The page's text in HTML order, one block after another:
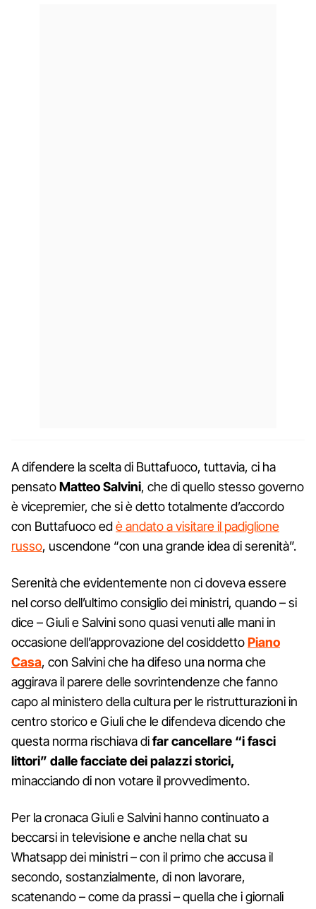
A difendere la scelta di Buttafuoco, tuttavia, ci ha
pensatoMatteo Salvini, che di quello stesso governo
è vicepremier, che si è detto totalmente d’accordo
con Buttafuoco edè andato a visitare il padiglione
russo, uscendone “con una grande idea di serenità”.
Serenità che evidentemente non ci doveva essere
nel corso dell’ultimo consiglio dei ministri, quando – si
dice – Giuli e Salvini sono quasi venuti alle mani in
occasione dell’approvazione del cosiddettoPiano
Casa, con Salvini che ha difeso una norma che
aggirava il parere delle sovrintendenze che fanno
capo al ministero della cultura per le ristrutturazioni in
centro storico e Giuli che le difendeva dicendo che
questa norma rischiava difar cancellare “i fasci
littori” dalle facciate dei palazzi storici,
minacciando di non votare il provvedimento.
Per la cronaca Giuli e Salvini hanno continuato a
beccarsi in televisione e anche nella chat su
Whatsapp dei ministri – con il primo che accusa il
secondo, sostanzialmente, di non lavorare,
scatenando – come da prassi – quella che i giornali